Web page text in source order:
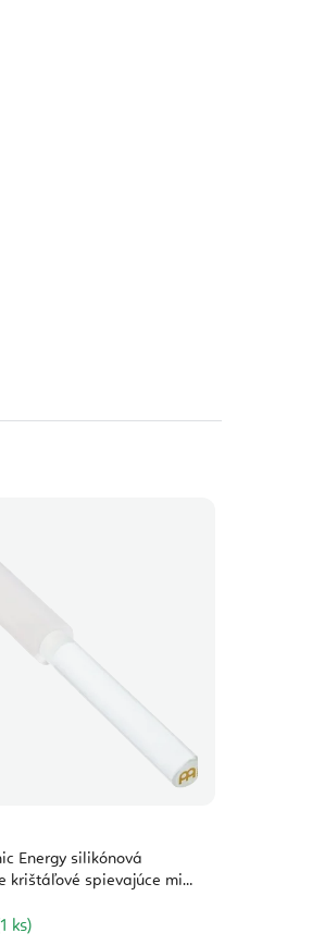
Energy silikónová
krištáľové spievajúce misy
ks)